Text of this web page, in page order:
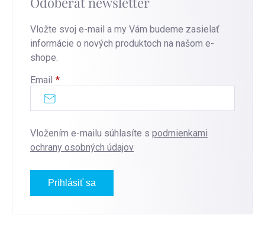
Vložte svoj e-mail a my Vám budeme zasielať
informácie o nových produktoch na našom e-
shope.
Email
Vložením e-mailu súhlasíte s podmienkami
ochrany osobných údajov
Prihlásiť sa